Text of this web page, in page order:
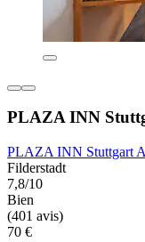
PLAZA INN
PLAZA INN Stuttgart
Filderstadt
7,8/10
Bien
(401 avis)
70 €